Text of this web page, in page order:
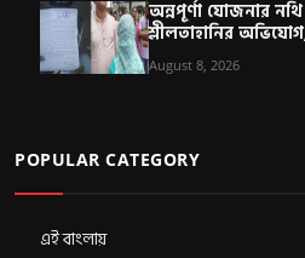
অন্নপূর্ণা যোজনার
শ্লীলতাহানির
August 8, 2026
POPULAR CATEGORY
এই বাংলায়